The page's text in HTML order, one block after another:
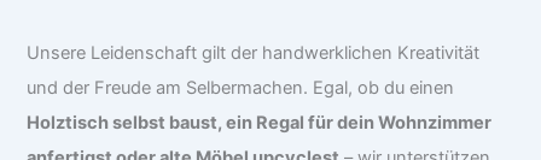
Unsere Leidenschaft gilt der handwerklichen Kreativität
und der Freude am Selbermachen. Egal, ob du einen
Holztisch selbst baust, ein Regal für dein Wohnzimmer